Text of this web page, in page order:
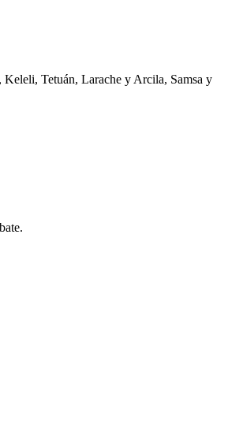
Tetuán, Larache y Arcila, Samsa y